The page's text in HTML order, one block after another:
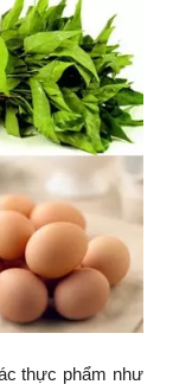
thực phẩm như